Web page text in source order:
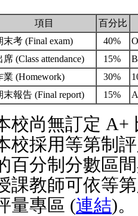
項目
百分比
末考 (Final exam) 40%
席 (Class attendance) 15%
業 (Homework) 30%
末報告 (Final report) 15%
校尚無訂定 A+
校採用等第制
百分制分數區
課教師可依等
量專區 (連結)。